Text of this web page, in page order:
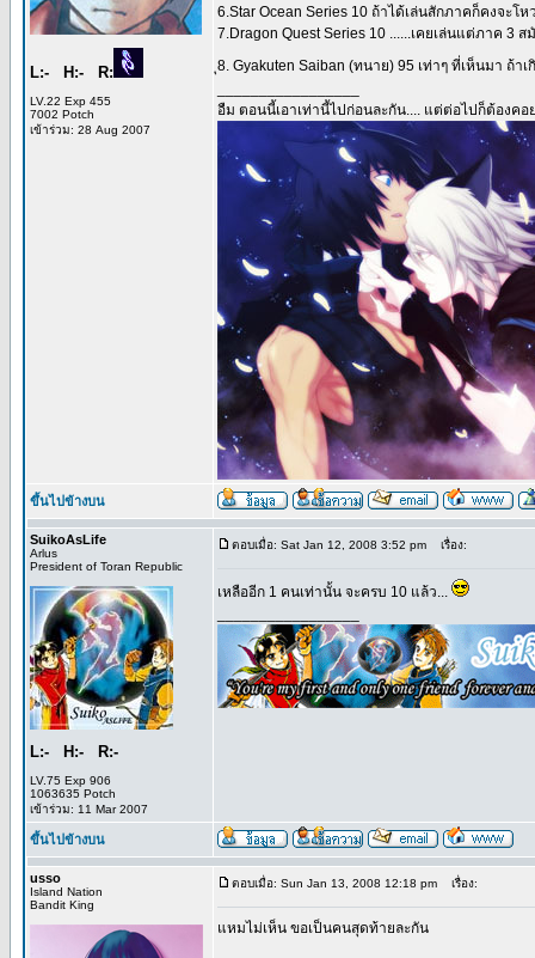
L:- H:- R:
LV.22 Exp 455
7002 Potch
เข้าร่วม: 28 Aug 2007
6.Star Ocean Series 10 ถ้าได้เล่นสักภาคก็คงจะโห
7.Dragon Quest Series 10 ......เคยเล่นแต่ภาค 3 ส
8. Gyakuten Saiban (ทนาย) 95 เท่าๆ ที่เห็นมา ถ้
อืม ตอนนี้เอาเท่านี้ไปก่อนละกัน.... แต่ต่อไปก็ต้องคอ
ขึ้นไปข้างบน
SuikoAsLife
Arlus
President of Toran Republic
L:- H:- R:-
LV.75 Exp 906
1063635 Potch
เข้าร่วม: 11 Mar 2007
ตอบเมื่อ: Sat Jan 12, 2008 3:52 pm เรื่อง:
เหลืออีก 1 คนเท่านั้น จะครบ 10 แล้ว...
ขึ้นไปข้างบน
usso
Island Nation
Bandit King
ตอบเมื่อ: Sun Jan 13, 2008 12:18 pm เรื่อง:
แหมไม่เห็น ขอเป็นคนสุดท้ายละกัน